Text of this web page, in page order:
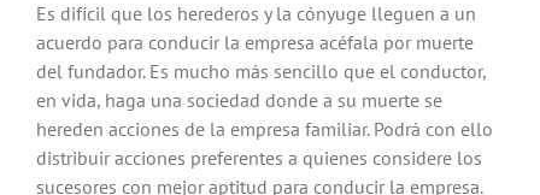
Es difícil que los herederos y la cónyuge lleguen a un
acuerdo para conducir la empresa acéfala por muerte
del fundador. Es mucho más sencillo que el conductor,
en vida, haga una sociedad donde a su muerte se
hereden acciones de la empresa familiar. Podrá con ello
distribuir acciones preferentes a quienes considere los
sucesores con mejor aptitud para conducir la empresa.